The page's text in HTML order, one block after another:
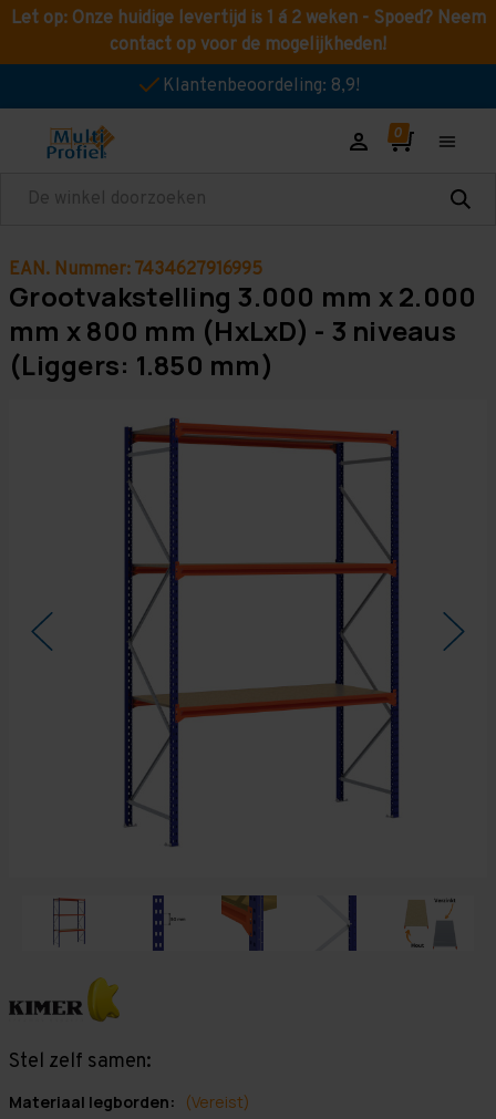
Let op: Onze huidige levertijd is 1 á 2 weken - Spoed? Neem
contact op voor de mogelijkheden!
Klantenbeoordeling: 8,9!
Zoeken
EAN. Nummer: 7434627916995
Grootvakstelling 3.000 mm x 2.000
mm x 800 mm (HxLxD) - 3 niveaus
(Liggers: 1.850 mm)
Stel zelf samen:
Materiaal legborden: (Vereist)